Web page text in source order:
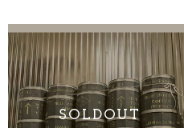
香り、味、コクのバランスが完璧
が日本へ輸出されています。
SOLDOUT